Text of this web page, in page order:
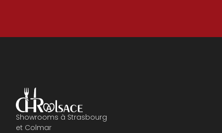
Showrooms à Strasbourg
et Colmar